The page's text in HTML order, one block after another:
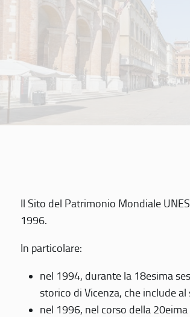
Il Sito del Patrimonio Mondiale
1996.
In particolare:
nel 1994, durante la 18esima
storico di Vicenza, che include
nel 1996, nel corso della